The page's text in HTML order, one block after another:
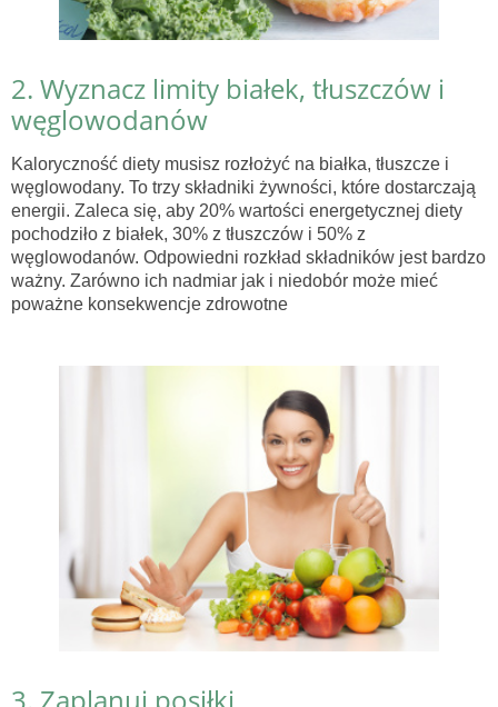
2. Wyznacz limity białek, tłuszczów i
węglowodanów
Kaloryczność diety musisz rozłożyć na białka, tłuszcze i
węglowodany. To trzy składniki żywności, które dostarczają
energii. Zaleca się, aby 20% wartości energetycznej diety
pochodziło z białek, 30% z tłuszczów i 50% z
węglowodanów. Odpowiedni rozkład składników jest bardzo
ważny. Zarówno ich nadmiar jak i niedobór może mieć
poważne konsekwencje zdrowotne